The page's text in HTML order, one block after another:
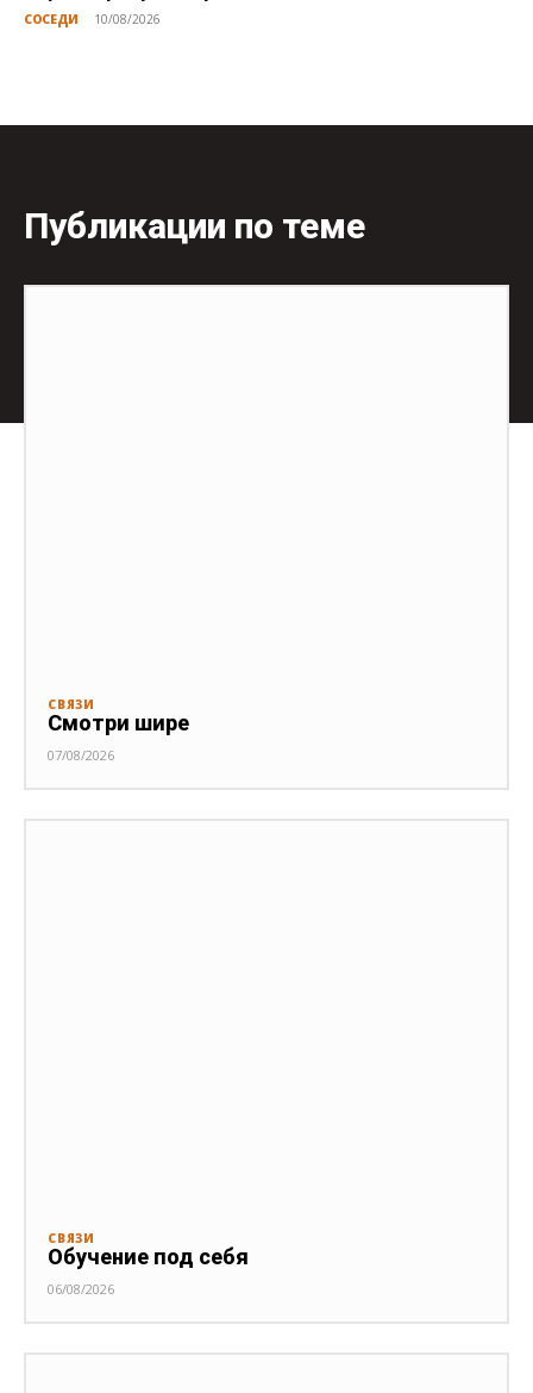
СОСЕДИ 10/08/2026
Публикации по теме
СВЯЗИ
Смотри шире
07/08/2026
СВЯЗИ
Обучение под себя
06/08/2026